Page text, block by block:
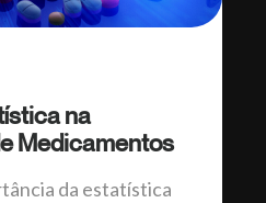
na
Medicamentos
da estatística